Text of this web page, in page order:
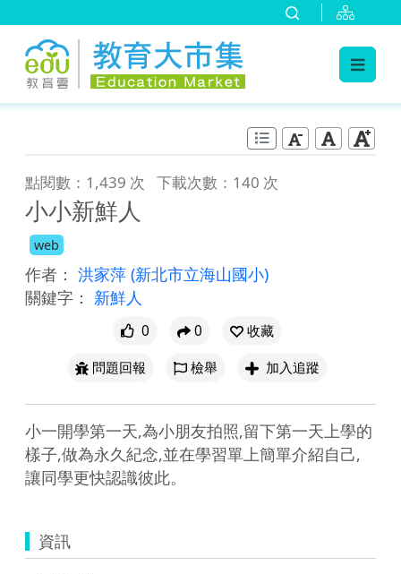
點閱數：1,439 次 下載次數：140 次
小小新鮮人
web
作者： 洪家萍 (新北市立海山國小)
關鍵字： 新鮮人
0 0
收藏
問題回報
檢舉 加入追蹤
小一開學第一天,為小朋友拍照,留下第一天上學的
樣子,做為永久紀念,並在學習單上簡單介紹自己,
讓同學更快認識彼此。
資訊